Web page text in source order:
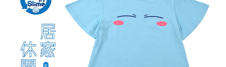
每筆NT$100，滿NT$1,300(含以上)免運費
宅配-離島(澎湖/金門/馬祖)-木棉花樂園專用
每筆NT$220
黑貓宅配-貨到付款